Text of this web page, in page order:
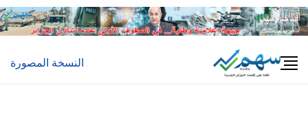
Skip
to
النسخة المصورة